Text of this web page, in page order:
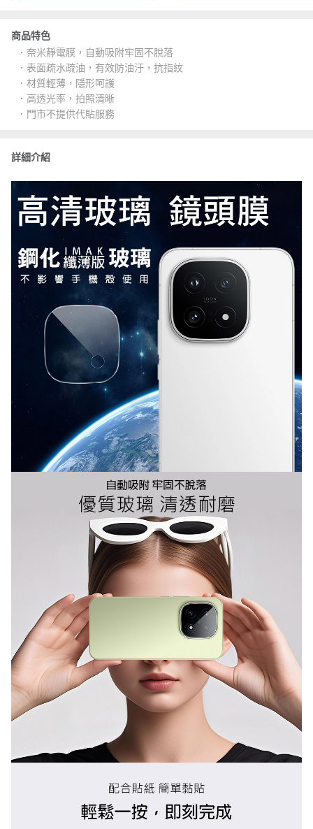
商品特色
．奈米靜電膜，自動吸附牢固不脫落
．表面疏水疏油，有效防油汙，抗指紋
．材質輕薄，隱形呵護
．高透光率，拍照清晰
．門市不提供代貼服務
詳細介紹